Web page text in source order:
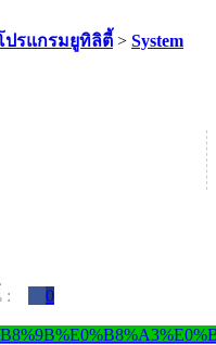
ปรแกรมยูทิลิตี้ > System
: 0